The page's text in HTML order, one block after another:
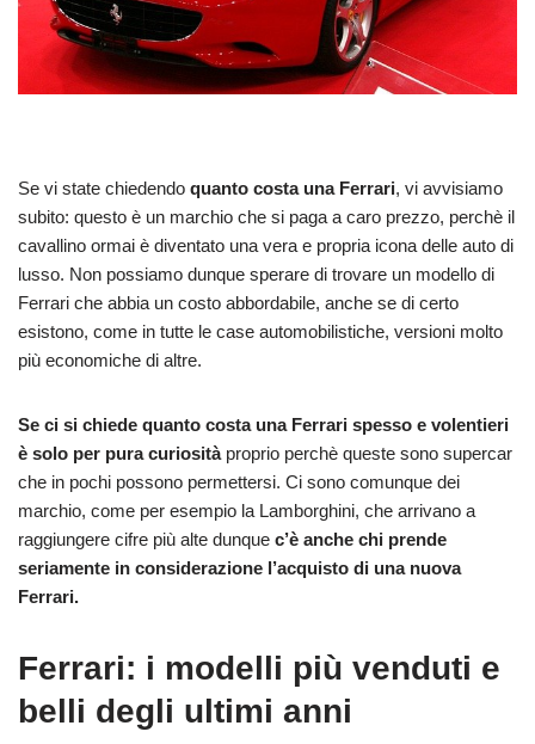
Se vi state chiedendo quanto costa una Ferrari, vi avvisiamo
subito: questo è un marchio che si paga a caro prezzo, perchè il
cavallino ormai è diventato una vera e propria icona delle auto di
lusso. Non possiamo dunque sperare di trovare un modello di
Ferrari che abbia un costo abbordabile, anche se di certo
esistono, come in tutte le case automobilistiche, versioni molto
più economiche di altre.
Se ci si chiede quanto costa una Ferrari spesso e volentieri
è solo per pura curiositàproprio perchè queste sono supercar
che in pochi possono permettersi. Ci sono comunque dei
marchio, come per esempio la Lamborghini, che arrivano a
raggiungere cifre più alte dunque c’è anche chi prende
seriamente in considerazione l’acquisto di una nuova
Ferrari.
Ferrari: i modelli più venduti e
belli degli ultimi anni